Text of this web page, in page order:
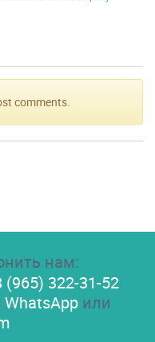
comments.
нам:
(965) 322-31-52
WhatsAppили